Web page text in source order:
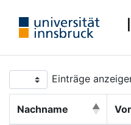
Einträge
Nachname